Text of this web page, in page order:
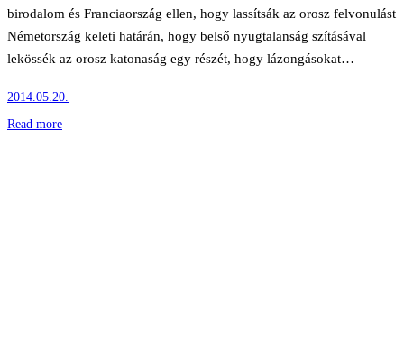
birodalom és Franciaország ellen, hogy lassítsák az orosz felvonulást
Németország keleti határán, hogy belső nyugtalanság szításával
lekössék az orosz katonaság egy részét, hogy lázongásokat…
2014.05.20.
Read more